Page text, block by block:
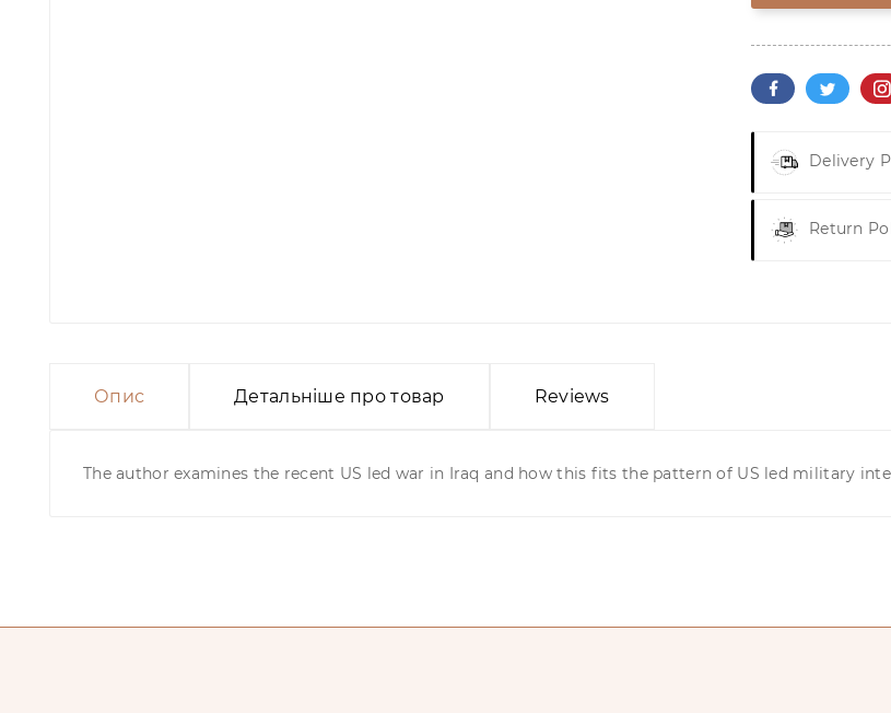
Delivery
Return
Опис Детальніше про товар Reviews
The author examines the recent US led war in Iraq and how this fits the pattern of US led military